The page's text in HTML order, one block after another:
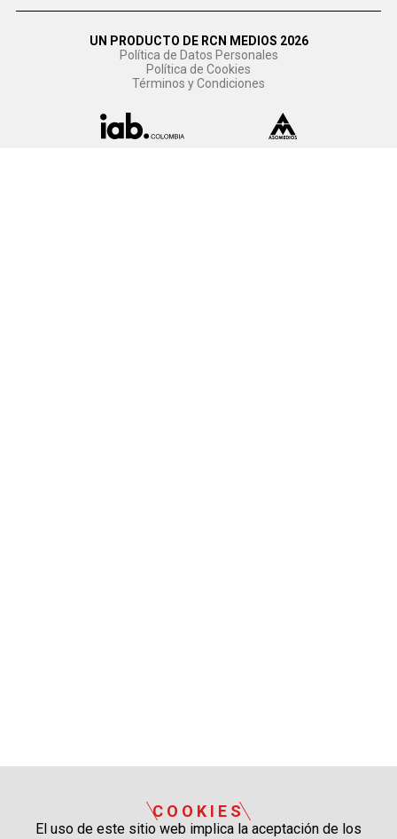
UN PRODUCTO DE RCN MEDIOS 2026
Política de Datos Personales
Política de Cookies
Términos y Condiciones
COOKIES
El uso de este sitio web implica la aceptación de los